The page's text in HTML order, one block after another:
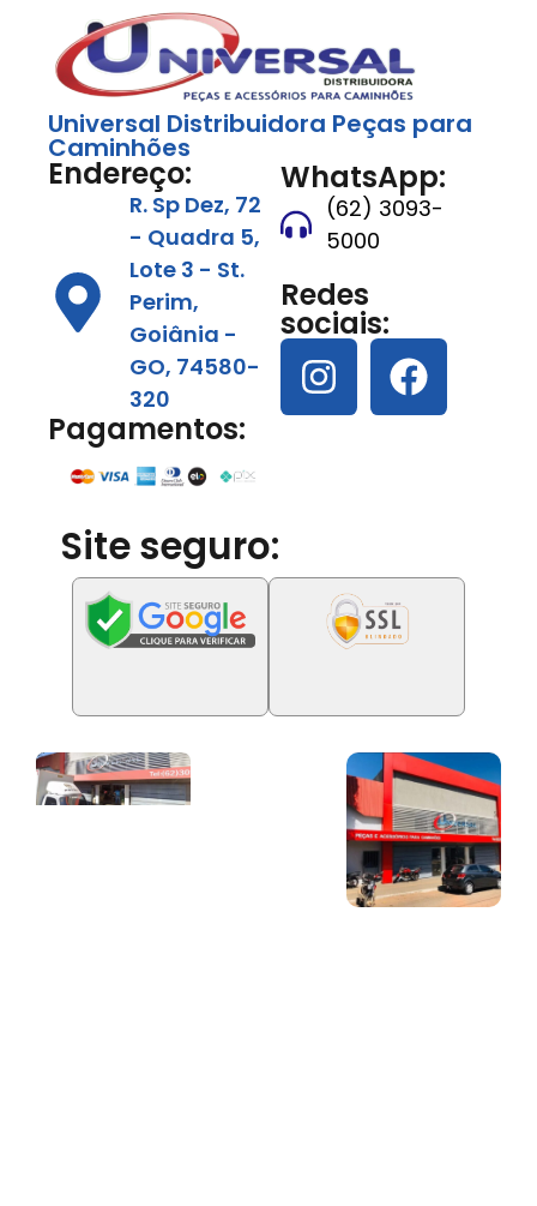
Universal Distribuidora Peças para
Caminhões
Endereço:
R. Sp Dez, 72
- Quadra 5,
Lote 3 - St.
Perim,
Goiânia -
GO, 74580-
320
Pagamentos:
WhatsApp:
(62) 3093-
5000
Redes
sociais:
Site seguro: